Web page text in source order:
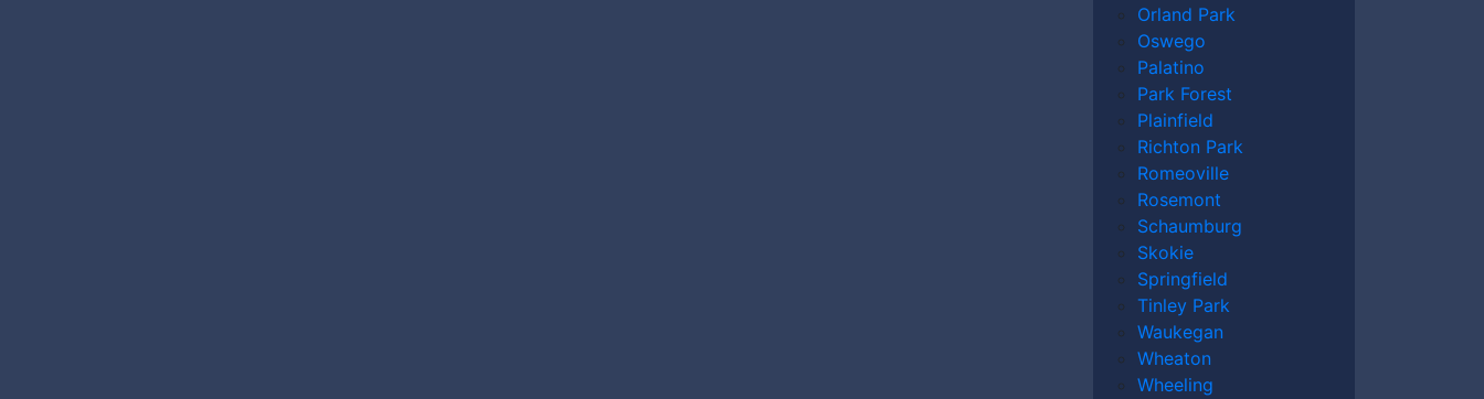
Orland Park
Oswego
Palatino
Park Forest
Plainfield
Richton Park
Romeoville
Rosemont
Schaumburg
Skokie
Springfield
Tinley Park
Waukegan
Wheaton
Wheeling
¿Qué causa los accidentes de
construcción en Chicago?
Los accidentes de construcción se producen en las obras por diversas razones, entre ellas el
incumplimiento de las normas de seguridad y los protocolos adecuados por parte de las
empresas constructoras. Los accidentes también pueden deberse a la falta de equipos de
seguridad y formación adecuados, a la negligencia de la empresa constructora o del jefe de
obra, a equipos o maquinaria defectuosos, y a condiciones de trabajo inseguras provocadas